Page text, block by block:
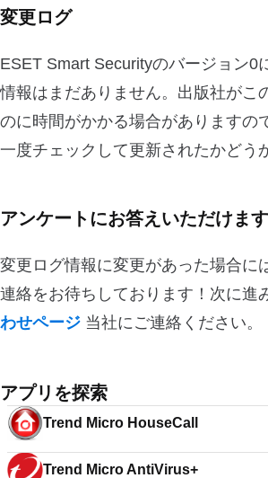
変更ログ
ESET Smart Securityのバージョン0
情報はまだありません。出版社がこ
のに時間がかかる場合がありますの
一度チェックして更新されたかどう
アンケートにお答えいただけま
変更ログ情報に変更があった場合に
連絡をお待ちしております！次に進
わせページ 当社にご連絡ください。
アプリを探索
Trend Micro HouseCall
Trend Micro AntiVirus+